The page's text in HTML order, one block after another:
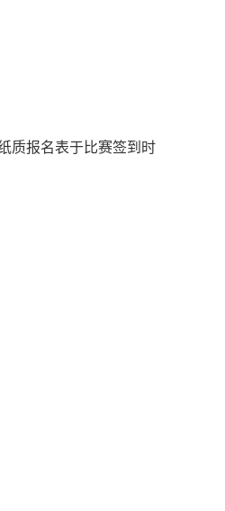
质报名表于比赛签到时